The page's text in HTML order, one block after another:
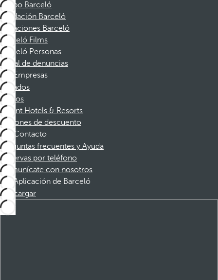
Grupo Barceló
Fundación Barceló
Vacaciones Barceló
Barceló Films
Barceló Personas
Canal de denuncias
Empresas
Afiliados
Socios
Dorint Hotels & Resorts
Cupones de descuento
Contacto
Preguntas frecuentes y Ayuda
Reservas por teléfono
Comunícate con nosotros
Aplicación de Barceló
Descargar